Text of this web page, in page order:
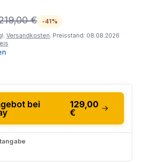
€
-41%
Versandkosten. Preisstand: 08.08.2026
bei
129,00
€